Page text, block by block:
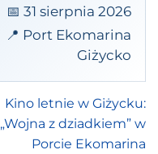
📅 31 sierpnia 2026
📍 Port Ekomarina
Giżycko
Kino letnie w Giżycku:
„Wojna z dziadkiem” w
Porcie Ekomarina